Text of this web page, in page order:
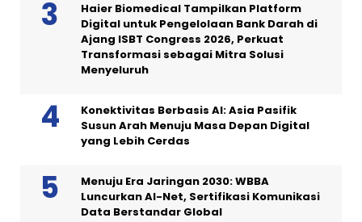
Haier Biomedical Tampilkan Platform
Digital untuk Pengelolaan Bank Darah di
Ajang ISBT Congress 2026, Perkuat
Transformasi sebagai Mitra Solusi
Menyeluruh
Konektivitas Berbasis AI: Asia Pasifik
Susun Arah Menuju Masa Depan Digital
yang Lebih Cerdas
Menuju Era Jaringan 2030: WBBA
Luncurkan AI-Net, Sertifikasi Komunikasi
Data Berstandar Global